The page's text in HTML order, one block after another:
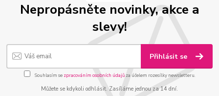
Nepropásněte novinky, akce a
slevy!
Přihlásit se
Souhlasím se zpracováním osobních údajůza účelem rozesílky newsletteru.
Můžete se kdykoli odhlásit. Zasíláme jednou za 14 dní.